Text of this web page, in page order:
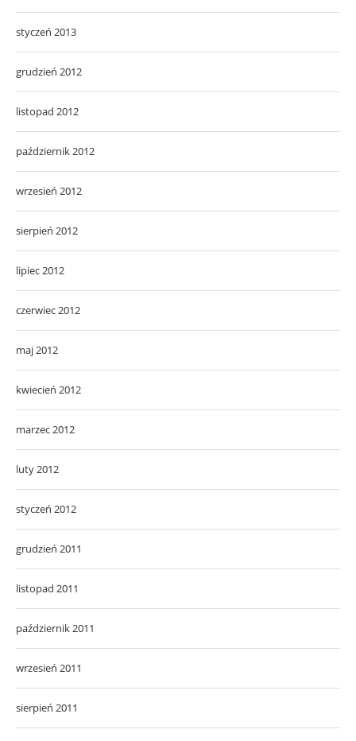
styczeń 2013
grudzień 2012
listopad 2012
październik 2012
wrzesień 2012
sierpień 2012
lipiec 2012
czerwiec 2012
maj 2012
kwiecień 2012
marzec 2012
luty 2012
styczeń 2012
grudzień 2011
listopad 2011
październik 2011
wrzesień 2011
sierpień 2011